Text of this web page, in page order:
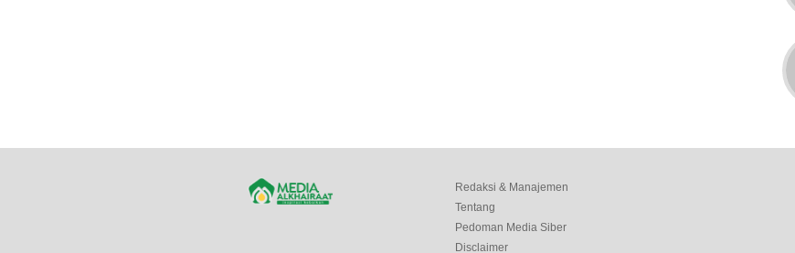
Redaksi & Manajemen
Tentang
Pedoman Media Siber
Disclaimer